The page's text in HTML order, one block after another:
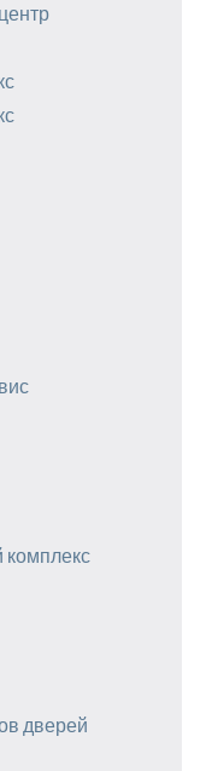
комплекс
дверей